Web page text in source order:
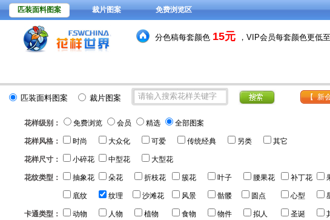
匹装面料图案 裁片图案 免费浏览区
分色稿每套颜色 15元 ，VIP会员每套颜色更低至
匹装面料图案 裁片图案 【 新
花样级别： 免费浏览 会员 精选 全部图案
花样风格： 时尚 大众化 可爱 传统经典 另类 其它
花样尺寸： 小碎花 中型花 大型花
花纹类型： 抽象花 朵花 折枝花 簇花 叶子 腰果花 补丁花
底纹 纹理 沙滩花 风景 骷髅 圆点 心型
卡通类型： 动物 人物 植物 食物 物件 拟人 圣诞